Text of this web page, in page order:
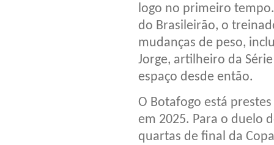
logo no primeiro
do Brasileirão, o
mudanças de peso,
Jorge, artilheiro da
espaço desde então.
O Botafogo está
em 2025. Para o duelo
quartas de final da